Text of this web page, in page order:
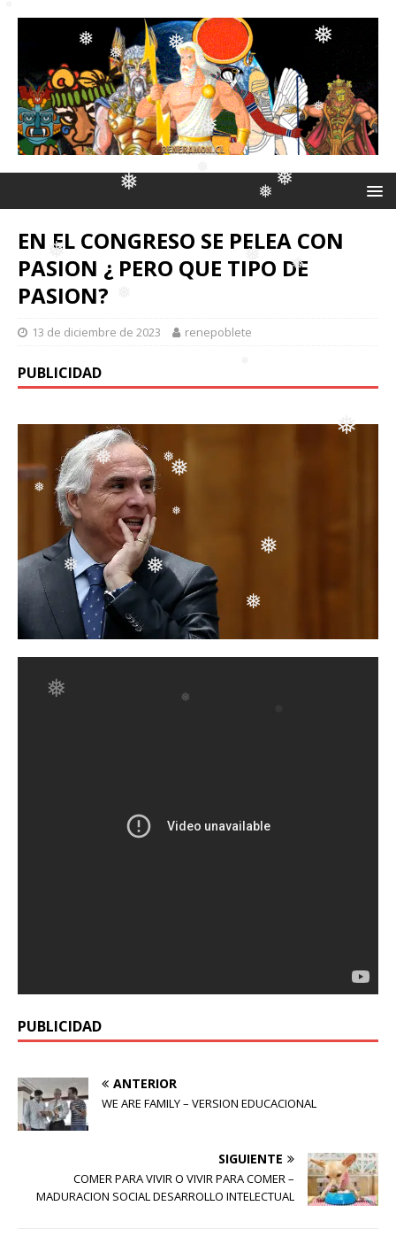
❅
❅ ❅
❅
❅
❅
❅
❅ ❅
❅
❅
❅
❅
❅
❅
❅ ❅
EN EL CONGRESO SE PELEA CON
PASION ¿ PERO QUE TIPO DE
PASION?
13 de diciembre de 2023 renepoblete
PUBLICIDAD
PUBLICIDAD
ANTERIOR
WE ARE FAMILY – VERSION EDUCACIONAL
SIGUIENTE
COMER PARA VIVIR O VIVIR PARA COMER –
MADURACION SOCIAL DESARROLLO INTELECTUAL